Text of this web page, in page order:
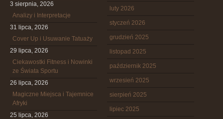
3 sierpnia, 2026
Analizy i Interpretacje
31 lipca, 2026
Cover Up i Usuwanie Tatuaży
29 lipca, 2026
Ciekawostki Fitness i Nowinki
ze Świata Sportu
26 lipca, 2026
Magiczne Miejsca i Tajemnice
Afryki
25 lipca, 2026
luty 2026
styczeń 2026
grudzień 2025
listopad 2025
październik 2025
wrzesień 2025
sierpień 2025
lipiec 2025